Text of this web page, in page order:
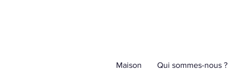
Maison Qui sommes-nous ?